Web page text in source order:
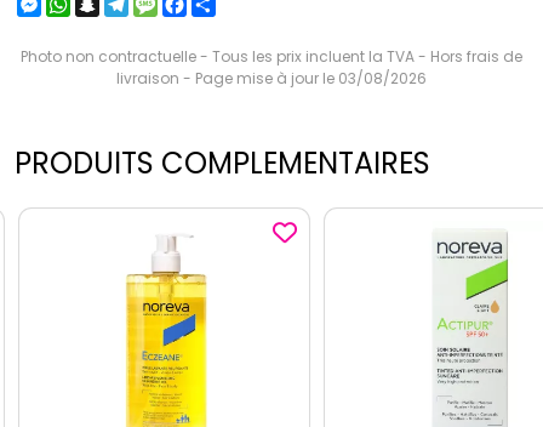
Photo non contractuelle - Tous les prix incluent la TVA - Hors frais de
livraison - Page mise à jour le 03/08/2026
PRODUITS COMPLEMENTAIRES